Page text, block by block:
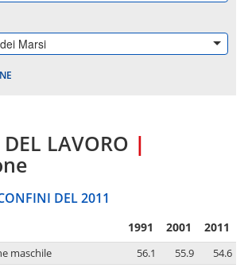
Marsi
LAVORO |
DEL 2011
1991 2001 2011
maschile 56.1 55.9
54.6